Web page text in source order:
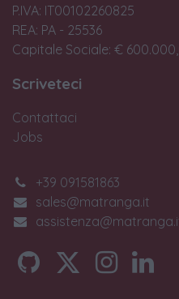
P.IVA: IT00102260825
REA: PA - 25536
Capitale Sociale: €
Scriveteci
Contattaci
Jobs
+39 091581863
sales@matranga.it